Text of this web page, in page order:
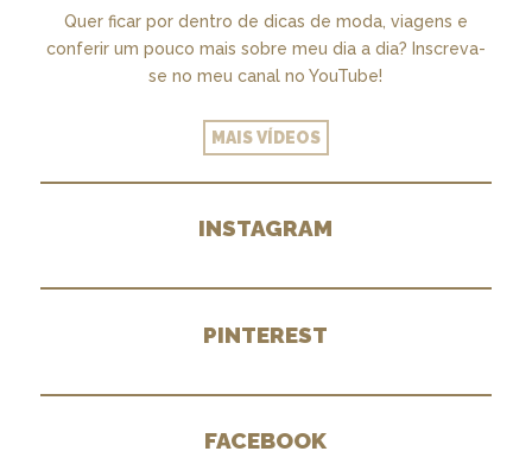
Quer ficar por dentro de dicas de moda, viagens e
conferir um pouco mais sobre meu dia a dia? Inscreva-
se no meu canal no YouTube!
MAIS VÍDEOS
INSTAGRAM
PINTEREST
FACEBOOK